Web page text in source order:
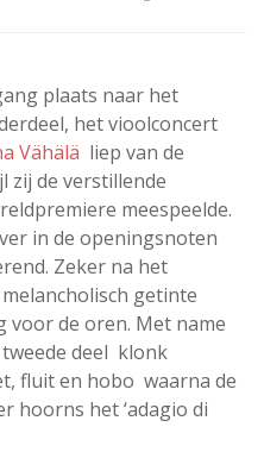
plaats naar het
het vioolconcert
Vähälä liep van de
zij de verstillende
meespeelde.
in de openingsnoten
Zeker na het
getinte
voor de oren. Met name
deel klonk
fluit en hobo waarna de
hoorns het ‘adagio di